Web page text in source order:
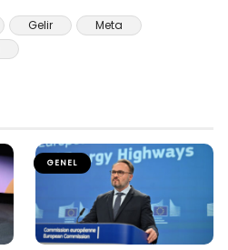
Gelir
Meta
GENEL